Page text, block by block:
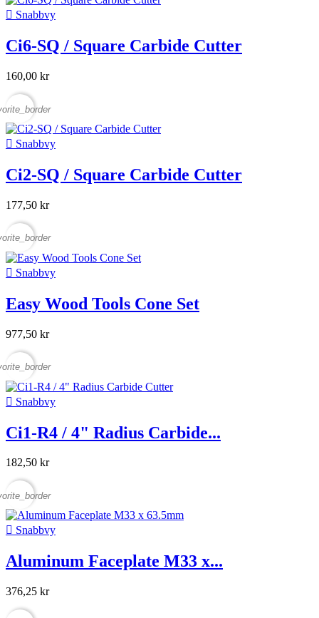
 Snabbvy
Ci6-SQ / Square Carbide Cutter
160,00 kr
 Snabbvy
Ci2-SQ / Square Carbide Cutter
177,50 kr
 Snabbvy
Easy Wood Tools Cone Set
977,50 kr
 Snabbvy
Ci1-R4 / 4" Radius Carbide...
182,50 kr
 Snabbvy
Aluminum Faceplate M33 x...
376,25 kr